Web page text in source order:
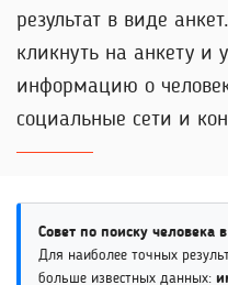
результат в виде
кликнуть на анкету и
информацию о
социальные сети и
Совет по поиску человека
Для наиболее точных
больше известных данных: